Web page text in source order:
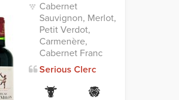
Cabernet
Sauvignon, Merlot,
Petit Verdot,
Carmenère,
Cabernet Franc
Serious Clerc